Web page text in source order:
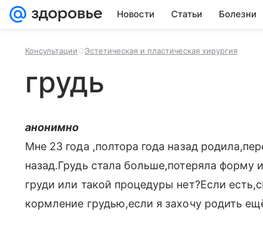
Новости Статьи Болезни
Консультации Эстетическая и пластическая хирургия
грудь
анонимно
Мне 23 года ,полтора года назад
назад.Грудь стала больше,потеряла
груди или такой процедуры нет?Если
кормление грудью,если я захочу родить